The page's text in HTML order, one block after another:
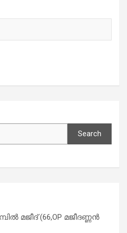
Search
മജീദ് (66,OP മജീദണ്ണൻ